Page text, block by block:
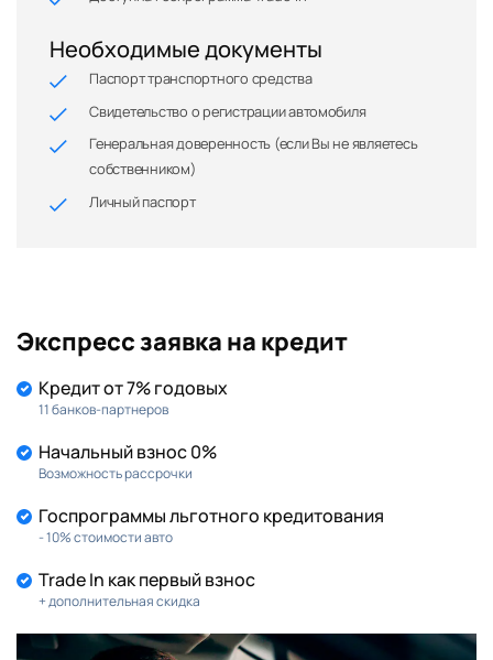
Необходимые документы
Паспорт транспортного средства
Свидетельство о регистрации автомобиля
Генеральная доверенность (если Вы не являетесь
собственником)
Личный паспорт
Экспресс заявка на кредит
Кредит от 7% годовых
11 банков-партнеров
Начальный взнос 0%
Возможность рассрочки
Госпрограммы льготного кредитования
- 10% стоимости авто
Trade In как первый взнос
+ дополнительная скидка